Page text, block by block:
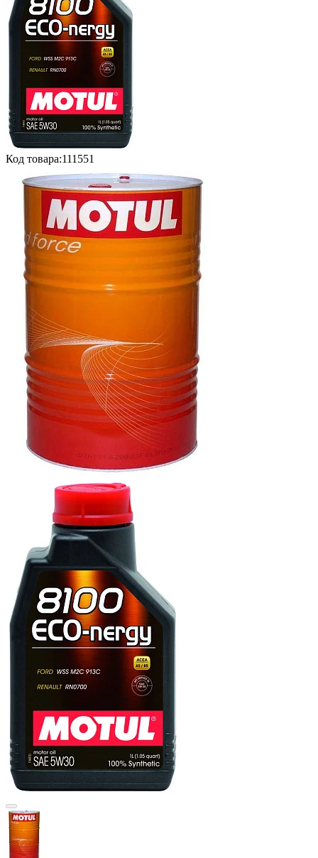
Код товара:111551